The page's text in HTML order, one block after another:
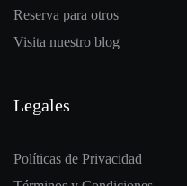
Reserva para otros
Visita nuestro blog
Legales
Políticas de Privacidad